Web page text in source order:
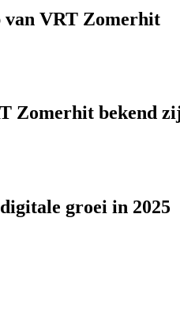
van VRT Zomerhit
Zomerhit bekend
groei in 2025